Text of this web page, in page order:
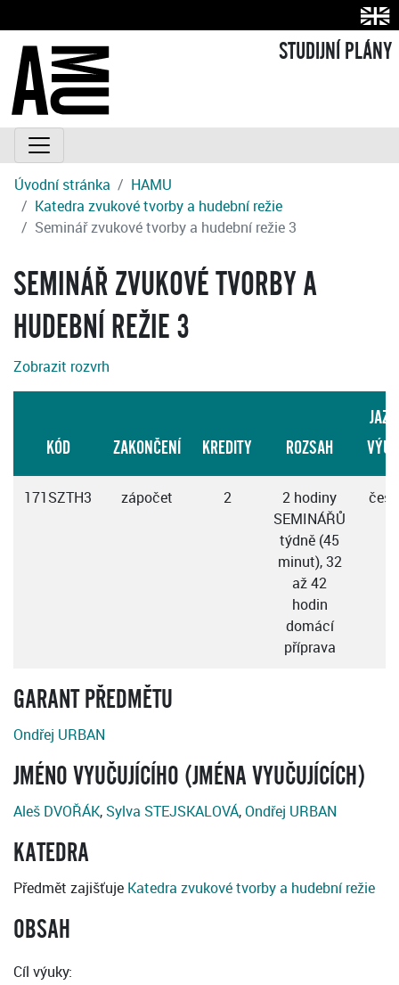
STUDIJNÍ PLÁNY
Úvodní stránka
HAMU
Katedra zvukové tvorby a hudební režie
Seminář zvukové tvorby a hudební režie 3
SEMINÁŘ ZVUKOVÉ TVORBY A
HUDEBNÍ REŽIE 3
Zobrazit rozvrh
KÓD ZAKONČENÍ KREDITY ROZSAH
171SZTH3 zápočet 2
2 hodiny
SEMINÁŘŮ
týdně (45
minut), 32
až 42
hodin
domácí
příprava
GARANT PŘEDMĚTU
Ondřej URBAN
JMÉNO VYUČUJÍCÍHO (JMÉNA VYUČUJÍCÍCH)
Aleš DVOŘÁK, Sylva STEJSKALOVÁ,Ondřej URBAN
KATEDRA
Předmět zajišťuje Katedra zvukové tvorby a hudební režie
OBSAH
Cíl výuky: